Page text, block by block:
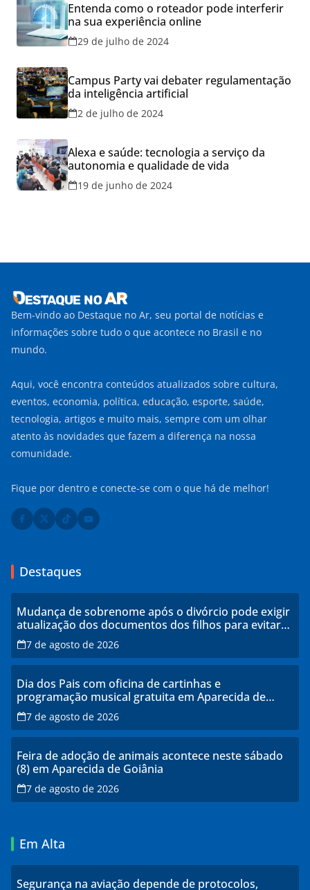
Entenda como o roteador pode interferir
na sua experiência online
29 de julho de 2024
Campus Party vai debater regulamentação
da inteligência artificial
2 de julho de 2024
Alexa e saúde: tecnologia a serviço da
autonomia e qualidade de vida
19 de junho de 2024
Bem-vindo ao Destaque no Ar, seu portal de notícias e
informações sobre tudo o que acontece no Brasil e no
mundo.
Aqui, você encontra conteúdos atualizados sobre cultura,
eventos, economia, política, educação, esporte, saúde,
tecnologia, artigos e muito mais, sempre com um olhar
atento às novidades que fazem a diferença na nossa
comunidade.
Fique por dentro e conecte-se com o que há de melhor!
Destaques
Mudança de sobrenome após o divórcio pode exigir
atualização dos documentos dos filhos para evitar
transtornos
7 de agosto de 2026
Dia dos Pais com oficina de cartinhas e
programação musical gratuita em Aparecida de
Goiânia
7 de agosto de 2026
Feira de adoção de animais acontece neste sábado
(8) em Aparecida de Goiânia
7 de agosto de 2026
Em Alta
Segurança na aviação depende de protocolos,